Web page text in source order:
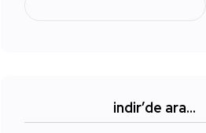
indir’de ara…